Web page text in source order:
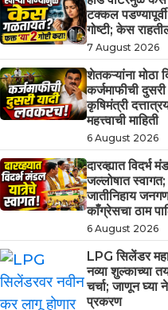
टक्कल
गोष्टी; केस
7 August 2026
शेतकऱ्यांना मोठा
कर्जमाफीची
कृषिमंत्री
महत्त्वाची माहिती
6 August 2026
दारव्ह्यात विदर्भ
जल्लोषात
जातीनिहाय
काँग्रेसचा ठाम
6 August 2026
LPG सिलेंडर
नव्या शुल्काच्या
चर्चा; जाणून
प्रकरण